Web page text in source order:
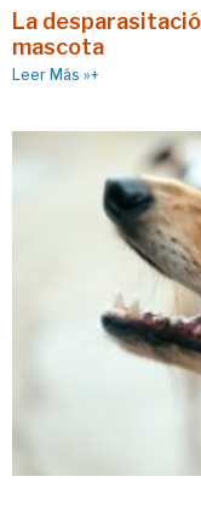
La
mascota
Leer Más »+